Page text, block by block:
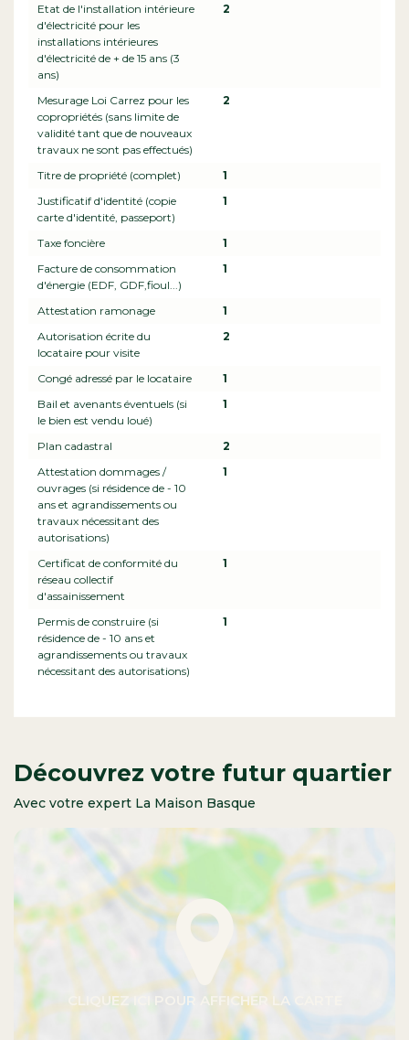
Etat de l'installation intérieure
d'électricité pour les
installations intérieures
d'électricité de + de 15 ans (3
ans)
2
Mesurage Loi Carrez pour les
copropriétés (sans limite de
validité tant que de nouveaux
travaux ne sont pas effectués)
2
Titre de propriété (complet)
1
Justificatif d'identité (copie
carte d'identité, passeport)
1
Taxe foncière
1
Facture de consommation
d'énergie (EDF, GDF,fioul...)
1
Attestation ramonage
1
Autorisation écrite du
locataire pour visite
2
Congé adressé par le locataire
1
Bail et avenants éventuels (si
le bien est vendu loué)
1
Plan cadastral
2
Attestation dommages /
ouvrages (si résidence de - 10
ans et agrandissements ou
travaux nécessitant des
autorisations)
1
Certificat de conformité du
réseau collectif
d'assainissement
1
Permis de construire (si
résidence de - 10 ans et
agrandissements ou travaux
nécessitant des autorisations)
1
Découvrez votre futur quartier
Avec votre expert La Maison Basque